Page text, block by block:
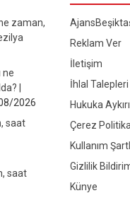
zaman,
ne
|
2026
saat
saat
Reklam Ver
İletişim
İhlal Talepleri
Hukuka
Çerez
Kullanım
Gizlilik
Künye